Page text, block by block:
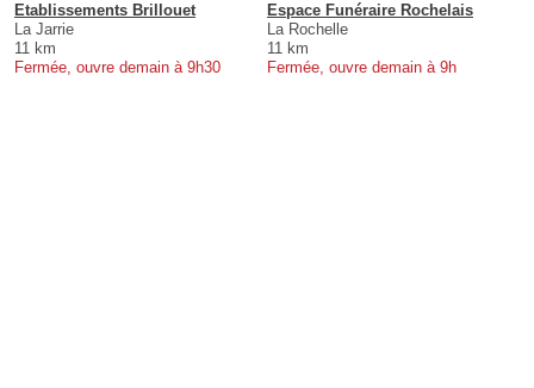
Etablissements Brillouet
La Jarrie
11 km
Fermée, ouvre demain à 9h30
Espace Funéraire Rochelais
La Rochelle
11 km
Fermée, ouvre demain à 9h